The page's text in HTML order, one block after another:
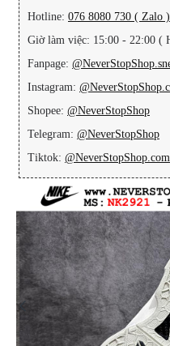
Hotline: 076 8080 730 ( Zalo )
Giờ làm việc: 15:00 - 22:00 (
Fanpage:
Instagram:
Shopee: @NeverStopShop
Telegram: @NeverStopShop
Tiktok: @NeverStopShop.com